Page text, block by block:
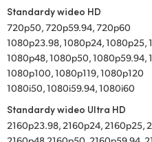
Standardy wideo HD
720p50, 720p59.94, 720p60
1080p23.98, 1080p24, 1080p25,
1080p48, 1080p50, 1080p59.94,
1080p100, 1080p119, 1080p120
1080i50, 1080i59.94, 1080i60
Standardy wideo Ultra HD
2160p23.98, 2160p24, 2160p25,